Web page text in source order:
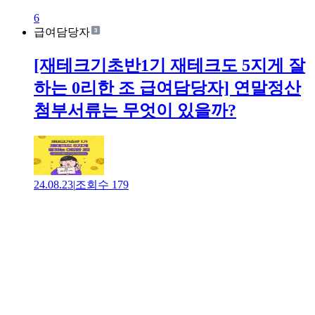
6
급여담당자
[재테크기초반1기 재테크도 5지게 잘
하는 0리한 조 급여담당자] 연말정산
첨부서류는 무엇이 있을까?
24.08.23|조회수 179